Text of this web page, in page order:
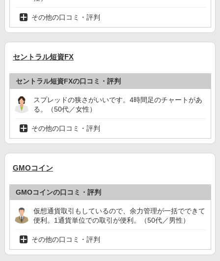
その他の口コミ・評判
セントラル短資FX
セントラル短資FXの口コミ・評判
スプレッドの狭さがいいです。4時間足のチャートがあ
る。（50代／女性）
その他の口コミ・評判
GMOコイン
GMOコインの口コミ・評判
仮想通貨取引もしているので、余力管理が一括でできて
便利。1通貨単位での取引が便利。（50代／男性）
その他の口コミ・評判